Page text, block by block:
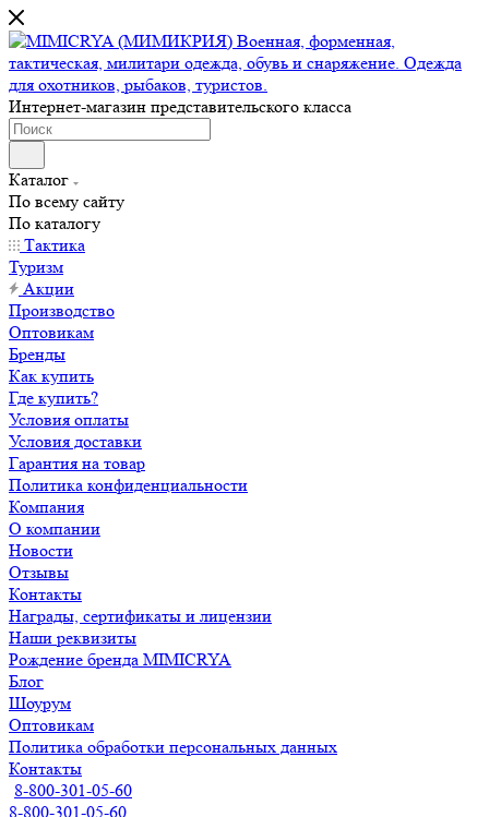
Интернет-магазин представительского класса
Каталог
По всему сайту
По каталогу
Тактика
Туризм
Акции
Производство
Оптовикам
Бренды
Как купить
Где купить?
Условия оплаты
Условия доставки
Гарантия на товар
Политика конфиденциальности
Компания
О компании
Новости
Отзывы
Контакты
Награды, сертификаты и лицензии
Наши реквизиты
Рождение бренда MIMICRYA
Блог
Шоурум
Оптовикам
Политика обработки персональных данных
Контакты
8-800-301-05-60
8-800-301-05-60